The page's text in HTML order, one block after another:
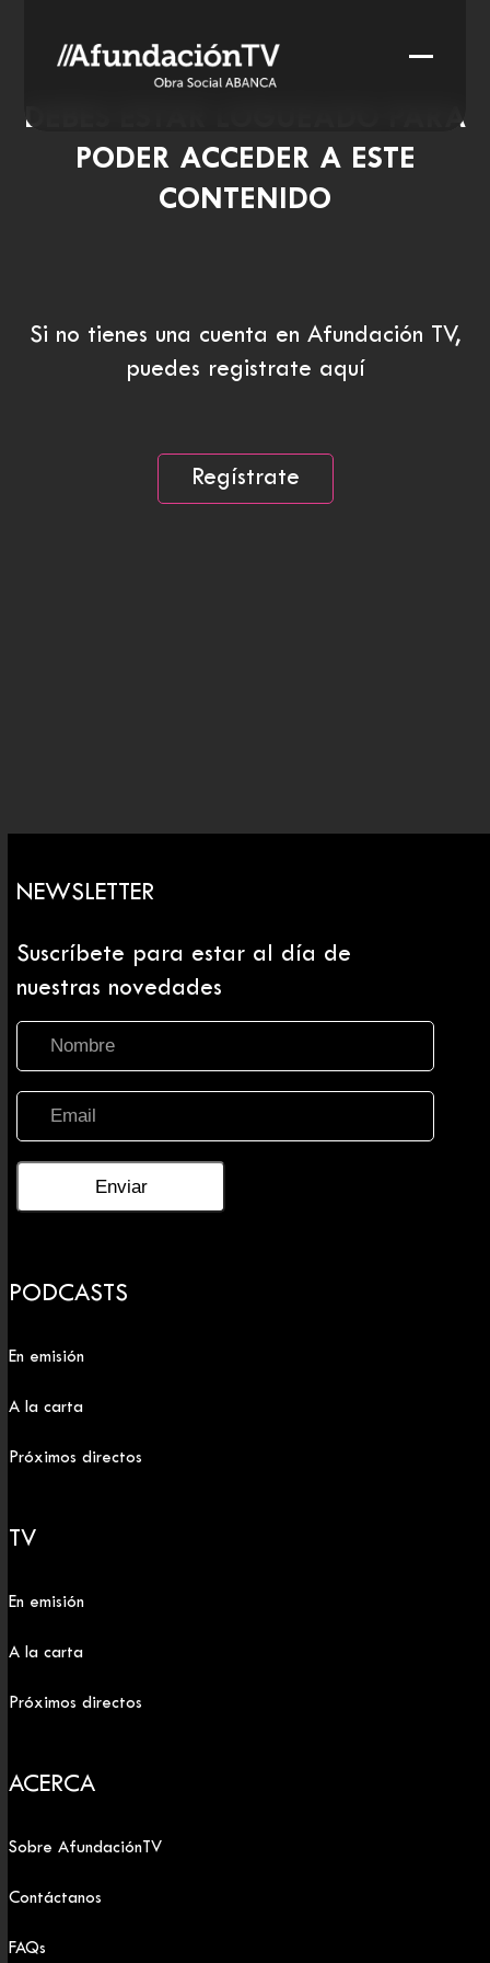
DEBES ESTAR LOGUEADO PARA
PODER ACCEDER A ESTE
CONTENIDO
Si no tienes una cuenta en Afundación TV,
puedes registrate aquí
Regístrate
NEWSLETTER
Suscríbete para estar al día de
nuestras novedades
PODCASTS
En emisión
A la carta
Próximos directos
TV
En emisión
A la carta
Próximos directos
ACERCA
Sobre AfundaciónTV
Contáctanos
FAQs